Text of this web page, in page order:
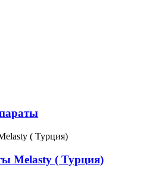
Melasty ( Турция)